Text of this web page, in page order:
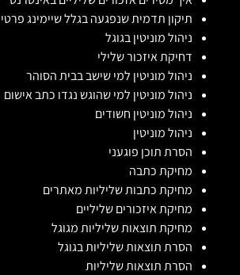
תיקון תדמית שנפגעה בגלל שיימינג
ניהול מוניטין בגוגל
דחיקת איזכור שלילי
ניהול מוניטין למי שישב בבית הסוהר
ניהול מוניטין למי שהוגש נגדו כתב אישום
ניהול מוניטין חשודים
ניהול מוניטין
הסרת תוכן פוגעני
מחיקת כתבה
מחיקת כתבות שליליות מאתרים
מחיקת איזכורים שליליים
מחיקת תוצאות שליליות מגוגל
הסרת תוצאות שליליות בגוגל
הסרת תוצאות שליליות